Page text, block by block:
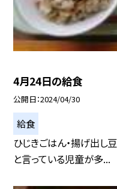
4月24日の給食
公開日 2024/04/30
給食
ひじきごはん・揚げ出し豆
と言っている児童が多...